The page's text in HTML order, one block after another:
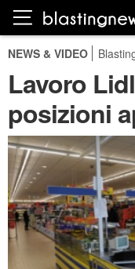
NEWS & VIDEO
Lavoro
posizioni